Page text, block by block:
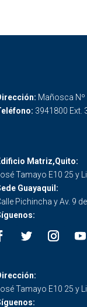
Mañosca Nº
3941800 Ext.
Matriz,Quito:
Tamayo E10 25 y
Guayaquil:
Pichincha y Av. 9
Tamayo E10 25 y